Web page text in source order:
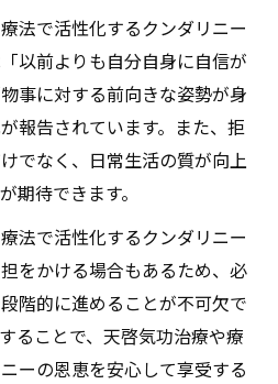
法で活性化するクンダリニー
以前よりも自分自身に自信が
事に対する前向きな姿勢が身
報告されています。また、拒
でなく、日常生活の質が向上
期待できます。
法で活性化するクンダリニー
をかける場合もあるため、必
階的に進めることが不可欠で
ることで、天啓気功治療や療
ーの恩恵を安心して享受する